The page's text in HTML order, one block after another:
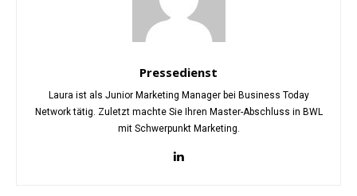
Pressedienst
Laura ist als Junior Marketing Manager bei Business Today
Network tätig. Zuletzt machte Sie Ihren Master-Abschluss in BWL
mit Schwerpunkt Marketing.